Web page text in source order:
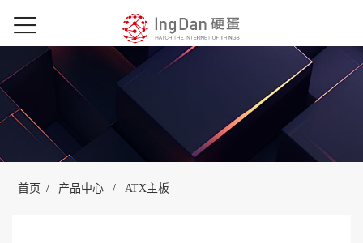
首页 / 产品中心 / ATX主板